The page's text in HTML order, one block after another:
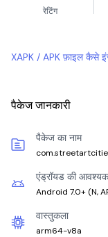
रेटिंग
XAPK / APK फ़ाइल कैसे
पैकेज जानकारी
पैकेज का नाम
एंड्रॉयड की
Android 7.0+ (N,
वास्तुकला
arm64-v8a